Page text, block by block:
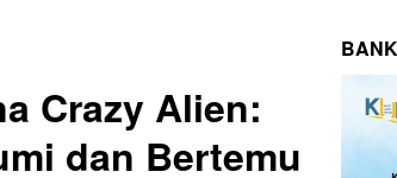
Crazy Alien:
dan Bertemu